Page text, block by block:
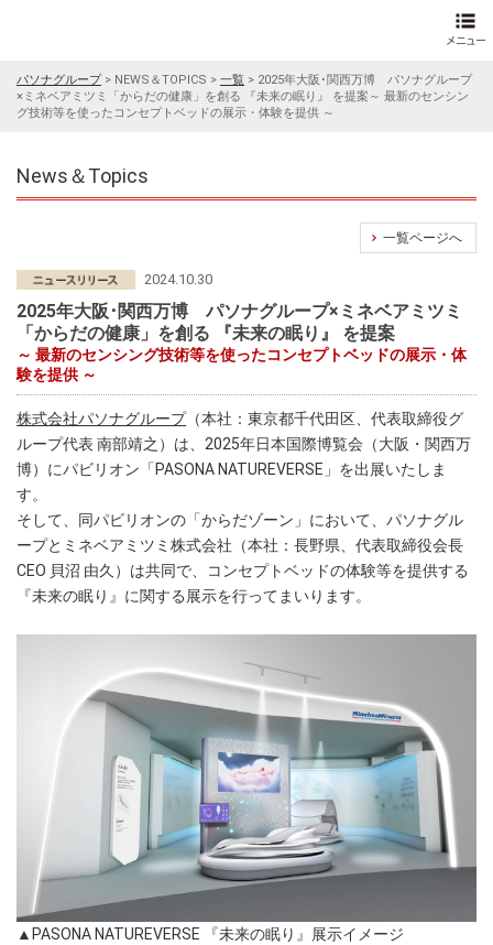
パソナグループ> NEWS＆TOPICS > 一覧 > 2025年大阪･関西万博 パソナグループ
×ミネベアミツミ「からだの健康」を創る 『未来の眠り』 を提案～ 最新のセンシン
グ技術等を使ったコンセプトベッドの展示・体験を提供 ～
News＆Topics
一覧ページへ
2024.10.30
2025年大阪･関西万博 パソナグループ×ミネベアミツミ
「からだの健康」を創る 『未来の眠り』 を提案
～ 最新のセンシング技術等を使ったコンセプトベッドの展示・体
験を提供 ～
株式会社パソナグループ（本社：東京都千代田区、代表取締役グ
ループ代表 南部靖之）は、2025年日本国際博覧会（大阪・関西万
博）にパビリオン「PASONA NATUREVERSE」を出展いたしま
す。
そして、同パビリオンの「からだゾーン」において、パソナグル
ープとミネベアミツミ株式会社（本社：長野県、代表取締役会長
CEO 貝沼 由久）は共同で、コンセプトベッドの体験等を提供する
『未来の眠り』に関する展示を行ってまいります。
▲PASONA NATUREVERSE 『未来の眠り』展示イメージ